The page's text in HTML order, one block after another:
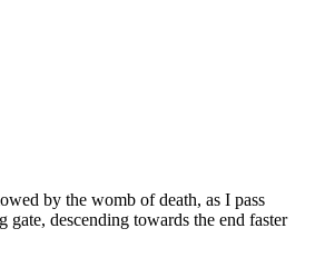
by the womb of death, as I pass
gate, descending towards the end faster